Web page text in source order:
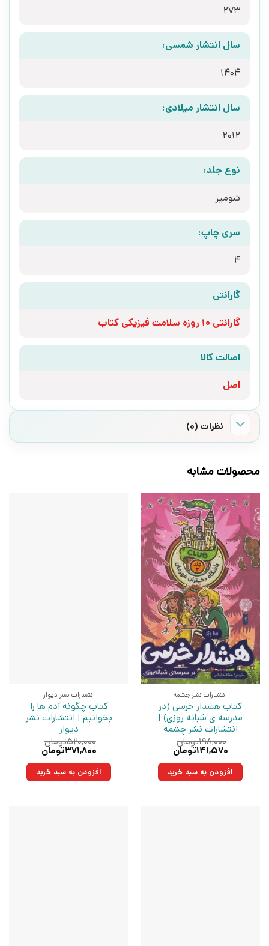
273
سال انتشار شمسی:
1404
سال انتشار میلادی:
2012
نوع جلد:
شومیز
سری چاپ:
4
گارانتی
گارانتی 10 روزه سلامت فیزیکی کتاب
اصالت کالا
اصل
نظرات (0)
محصولات مشابه
انتشارات نشر چشمه
کتاب هشدار خرسی (در
مدرسه ی شبانه روزی) |
انتشارات نشر چشمه
۱۹۸,۰۰۰تومان
قیمت
۱۹۸,۰۰۰تومان
بود.
۱۴۱,۵۷۰تومان
۱۴۱,۵۷۰تومان.افزودن به سبد خرید
انتشارات نشر دیوار
کتاب چگونه آدم ها را
بخوانیم | انتشارات نشر
دیوار
۵۲۰,۰۰۰تومان
قیمت
۵۲۰,۰۰۰تومان
بود.
۳۷۱,۸۰۰تومان
۳۷۱,۸۰۰تومان.افزودن به سبد خرید